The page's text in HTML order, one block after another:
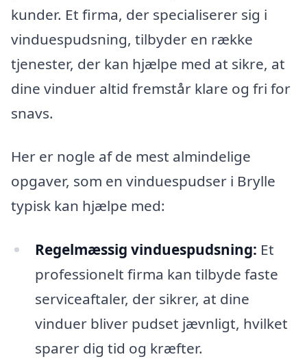
kunder. Et firma, der specialiserer sig i
vinduespudsning, tilbyder en række
tjenester, der kan hjælpe med at sikre, at
dine vinduer altid fremstår klare og fri for
snavs.
Her er nogle af de mest almindelige
opgaver, som en vinduespudser i Brylle
typisk kan hjælpe med:
Regelmæssig vinduespudsning: Et
professionelt firma kan tilbyde faste
serviceaftaler, der sikrer, at dine
vinduer bliver pudset jævnligt, hvilket
sparer dig tid og kræfter.